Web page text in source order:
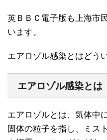
英ＢＢＣ電子版も上海市
います。
エアロゾル感染とはどう
エアロゾル感染とは
エアロゾルとは、気体中
固体の粒子を指し、ミス